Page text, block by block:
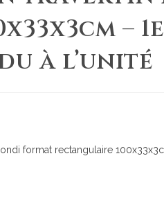
–
à l’unité
format rectangulaire